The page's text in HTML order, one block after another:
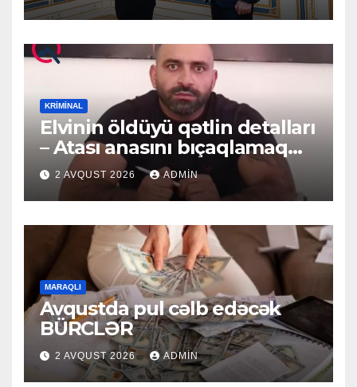
KRIMINAL
Elvinin öldüyü qətlin detalları
– Atası anasını bıçaqlamaq
istəyirmiş
2 AVQUST 2026 ADMIN
MARAQLI
Avqustda pul cəlb edəcək
BÜRCLƏR
2 AVQUST 2026 ADMIN